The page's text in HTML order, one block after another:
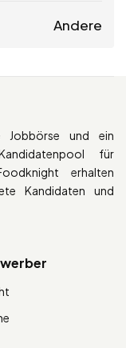
Andere
Jobbörse und ein
für
erhalten
Kandidaten und